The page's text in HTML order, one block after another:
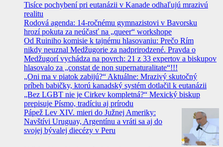
Tisíce pochybení pri eutanázii v Kanade odhaľujú mrazivú
realitu
Rodová agenda: 14-ročnému gymnazistovi v Bavorsku
hrozí pokuta za neúčasť na „queer“ workshope
Od Ruiniho komisie k tajnému hlasovaniu: Prečo Rím
nikdy neuznal Medžugorie za nadprirodzené. Pravda o
Medžugorí vychádza na povrch: 21 z 33 expertov a biskupov
hlasovalo za „constat de non supernaturalitate“!!!
„Oni ma v piatok zabijú?“ Aktuálne: Mrazivý skutočný
príbeh babičky, ktorú kanadský systém dotlačil k eutanázii
„Bez LGBT nie je Cirkev kompletná?“ Mexický biskup
prepisuje Písmo, tradíciu aj prírodu
Pápež Lev XIV. mieri do Južnej Ameriky:
Navštívi Uruguay, Argentínu a vráti sa aj do
svojej bývalej diecézy v Peru